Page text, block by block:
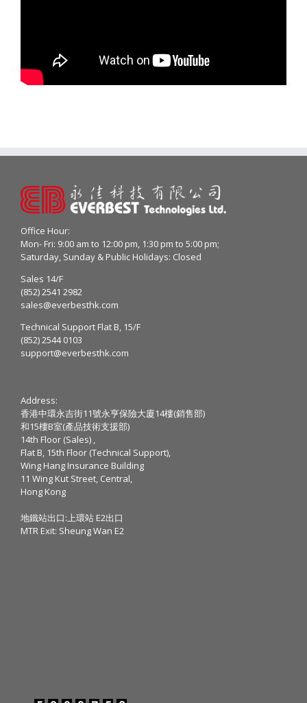
Office Hour:
Mon- Fri: 9:00 am to 12:00 pm, 1:30 pm to 5:00 pm;
Saturday, Sunday & Public Holidays: Closed
Sales 14/F
(852) 2541 2982
sales@everbesthk.com
Technical Support Flat B, 15/F
(852) 2544 0103
support@everbesthk.com
Address:
香港中環永吉街11號永亨保險大廈14樓(銷售部)
和15樓B室(產品技術支援部)
14th Floor (Sales) ,
Flat B, 15th Floor (Technical Support),
Wing Hang Insurance Building
11 Wing Kut Street, Central,
Hong Kong
地鐵站出口:上環站 E2出口
MTR Exit: Sheung Wan E2